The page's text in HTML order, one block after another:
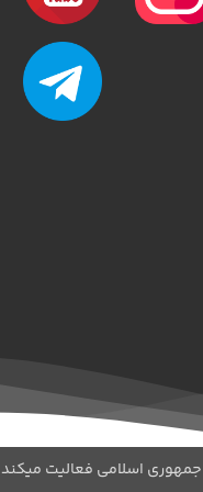
اسلامی فعالیت میکند